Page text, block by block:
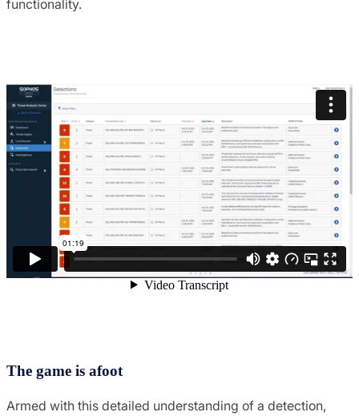
functionality.
The game is afoot
Armed with this detailed understanding of a detection,